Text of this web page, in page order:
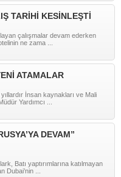
TARİHİ KESİNLEŞTİ
çalışmalar devam ederken
ne zama ...
ATAMALAR
İnsan kaynakları ve Mali
Yardımcı ...
DEVAM”
Batı yaptırımlarına katılmayan
Dubai’nin ...